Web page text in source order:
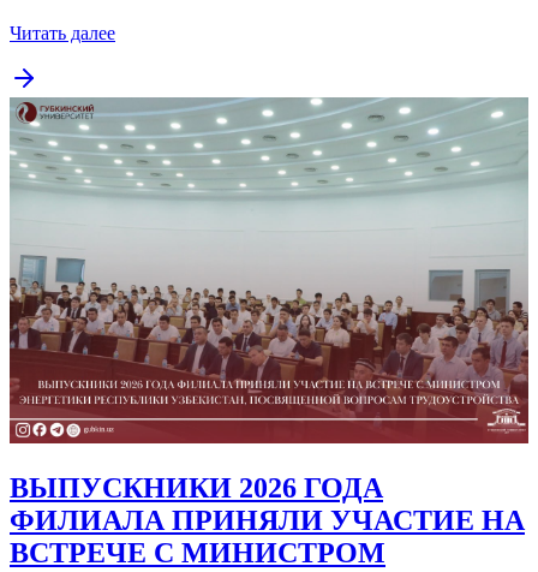
Читать далее
ВЫПУСКНИКИ 2026 ГОДА
ФИЛИАЛА ПРИНЯЛИ УЧАСТИЕ НА
ВСТРЕЧЕ С МИНИСТРОМ